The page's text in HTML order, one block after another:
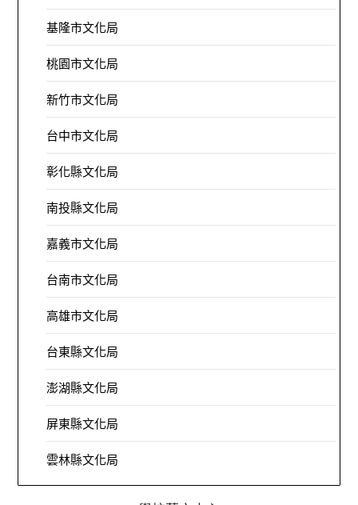
基隆市文化局
桃園市文化局
新竹市文化局
台中市文化局
彰化縣文化局
南投縣文化局
嘉義市文化局
台南市文化局
高雄市文化局
台東縣文化局
澎湖縣文化局
屏東縣文化局
雲林縣文化局